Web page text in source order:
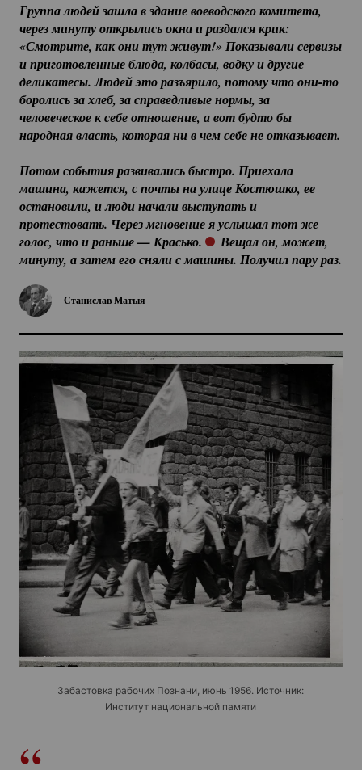
Станислав Матыя
Группа людей зашла в здание воеводского комитета,
через минуту открылись окна и раздался крик:
«Смотрите, как они тут живут!» Показывали сервизы
и приготовленные блюда, колбасы, водку и другие
деликатесы. Людей это разъярило, потому что они-то
боролись за хлеб, за справедливые нормы, за
человеческое к себе отношение, а вот будто бы
Потом события развивались быстро. Приехала
машина, кажется, с почты на улице Костюшко, ее
остановили, и люди начали выступать и
протестовать. Через мгновение я услышал тот же
голос, что и раньше — Красько.
Вещал он, может,
Забастовка рабочих Познани, июнь 1956. Источник:
Институт национальной памяти